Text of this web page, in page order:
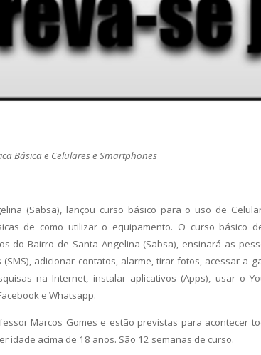
Básica e Celulares e Smartphones
(Sabsa), lançou curso básico para o uso de
de como utilizar o equipamento. O curso básico
do Bairro de Santa Angelina (Sabsa), ensinará as
adicionar contatos, alarme, tirar fotos, acessar a
na Internet, instalar aplicativos (Apps), usar o
e Whatsapp.
Marcos Gomes e estão previstas para acontecer
idade acima de 18 anos. São 12 semanas de curso.